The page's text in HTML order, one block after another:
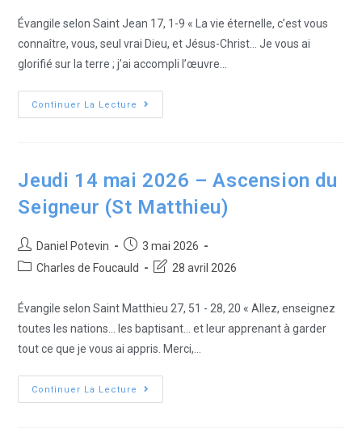
Évangile selon Saint Jean 17, 1-9 « La vie éternelle, c’est vous
connaître, vous, seul vrai Dieu, et Jésus-Christ… Je vous ai
glorifié sur la terre ; j’ai accompli l’œuvre…
Continuer La Lecture
Jeudi 14 mai 2026 – Ascension du
Seigneur (St Matthieu)
Daniel Potevin
3 mai 2026
Charles de Foucauld
28 avril 2026
Évangile selon Saint Matthieu 27, 51 - 28, 20 « Allez, enseignez
toutes les nations... les baptisant... et leur apprenant à garder
tout ce que je vous ai appris. Merci,…
Continuer La Lecture